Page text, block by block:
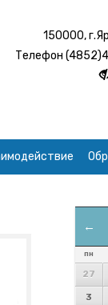
150000,
Телефон
←
ПН
27
3